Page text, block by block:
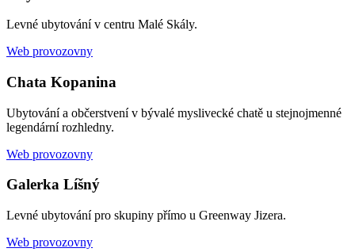
Levné ubytování v centru Malé Skály.
Web provozovny
Chata Kopanina
Ubytování a občerstvení v bývalé myslivecké chatě u stejnojmenné
legendární rozhledny.
Web provozovny
Galerka Líšný
Levné ubytování pro skupiny přímo u Greenway Jizera.
Web provozovny